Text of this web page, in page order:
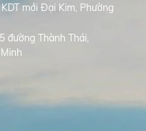
mới Đại Kim, Phường
đường Thành Thái,